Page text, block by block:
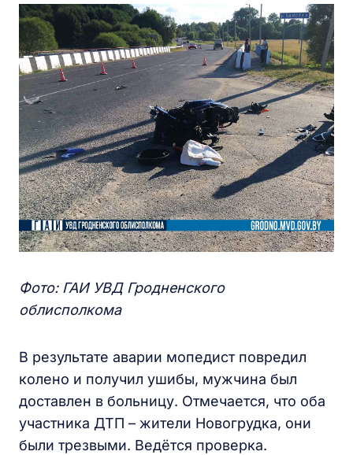
Фото: ГАИ УВД Гродненского
облисполкома
В результате аварии мопедист повредил
колено и получил ушибы, мужчина был
доставлен в больницу. Отмечается, что оба
участника ДТП – жители Новогрудка, они
были трезвыми. Ведётся проверка.